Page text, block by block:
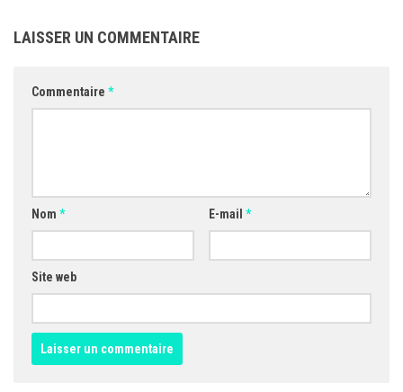
LAISSER UN COMMENTAIRE
Commentaire *
Nom * E-mail *
Site web